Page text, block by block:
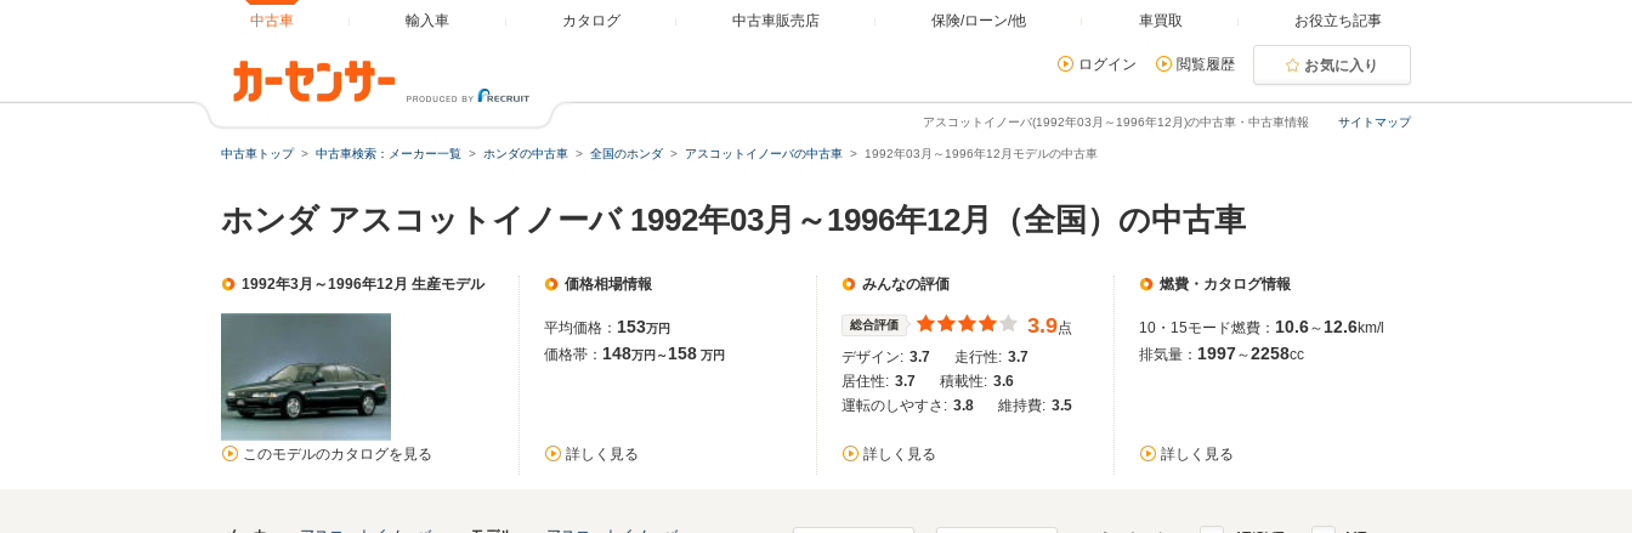
中古車 輸入車 カタログ 中古車販売店 保険/ローン/他 車買取 お役立ち記事
ログイン 閲覧履歴 お気に入り
サイトマップ
アスコットイノーバ(1992年03月～1996年12月)の中古車・中古車情報
中古車トップ 中古車検索：メーカー一覧 ホンダの中古車 全国のホンダ アスコットイノーバの中古車 1992年03月～1996年12月モデルの中古車
ホンダ アスコットイノーバ 1992年03月～1996年12月（全国）の中古車
1992年3月～1996年12月 生産モデル
このモデルのカタログを見る
価格相場情報
平均価格： 153万円
価格帯： 148万円～158 万円
詳しく見る
みんなの評価
総合評価 3.9点
デザイン: 3.7 走行性: 3.7
居住性: 3.7 積載性: 3.6
運転のしやすさ: 3.8 維持費: 3.5
詳しく見る
燃費・カタログ情報
10・15モード燃費： 10.6～ 12.6km/l
排気量： 1997～2258cc
詳しく見る